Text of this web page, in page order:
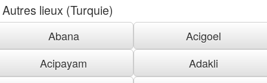
Autres lieux (Turquie)
Abana
Acigoel
Acipayam
Adakli